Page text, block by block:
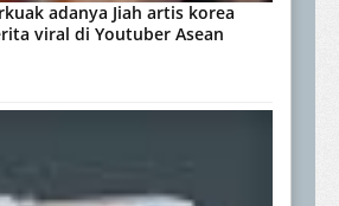
adanya Jiah artis korea
viral di Youtuber Asean